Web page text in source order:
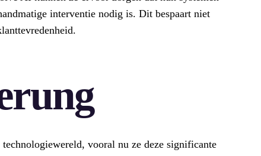
interventie nodig is. Dit bespaart niet
vooral nu ze deze significante